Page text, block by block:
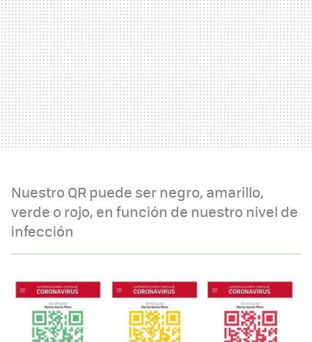
Nuestro QR puede ser negro, amarillo,
verde o rojo, en función de nuestro nivel de
infección